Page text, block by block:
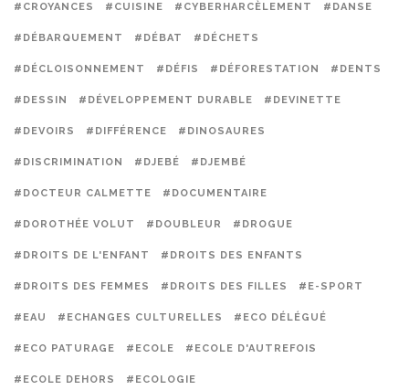
#CROYANCES #CUISINE #CYBERHARCÈLEMENT #DANSE
#DÉBARQUEMENT #DÉBAT #DÉCHETS
#DÉCLOISONNEMENT #DÉFIS #DÉFORESTATION #DENTS
#DESSIN #DÉVELOPPEMENT DURABLE #DEVINETTE
#DEVOIRS #DIFFÉRENCE #DINOSAURES
#DISCRIMINATION #DJEBÉ #DJEMBÉ
#DOCTEUR CALMETTE #DOCUMENTAIRE
#DOROTHÉE VOLUT #DOUBLEUR #DROGUE
#DROITS DE L'ENFANT #DROITS DES ENFANTS
#DROITS DES FEMMES #DROITS DES FILLES #E-SPORT
#EAU #ECHANGES CULTURELLES #ECO DÉLÉGUÉ
#ECO PATURAGE #ECOLE #ECOLE D'AUTREFOIS
#ECOLE DEHORS #ECOLOGIE